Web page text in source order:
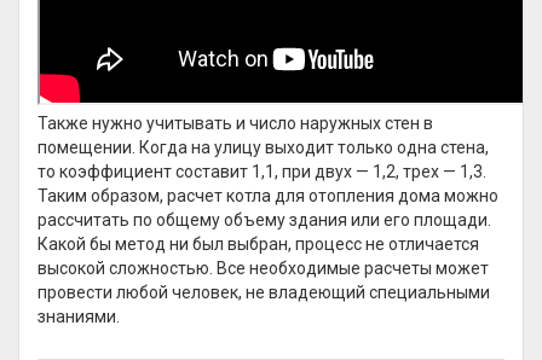
Также нужно учитывать и число наружных стен в
помещении. Когда на улицу выходит только одна стена,
то коэффициент составит 1,1, при двух — 1,2, трех — 1,3.
Таким образом, расчет котла для отопления дома можно
рассчитать по общему объему здания или его площади.
Какой бы метод ни был выбран, процесс не отличается
высокой сложностью. Все необходимые расчеты может
провести любой человек, не владеющий специальными
знаниями.